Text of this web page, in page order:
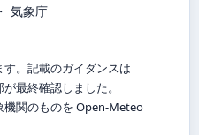
・ 気象庁
。記載のガイダンスは
最終確認しました。
機関のものを Open-Meteo